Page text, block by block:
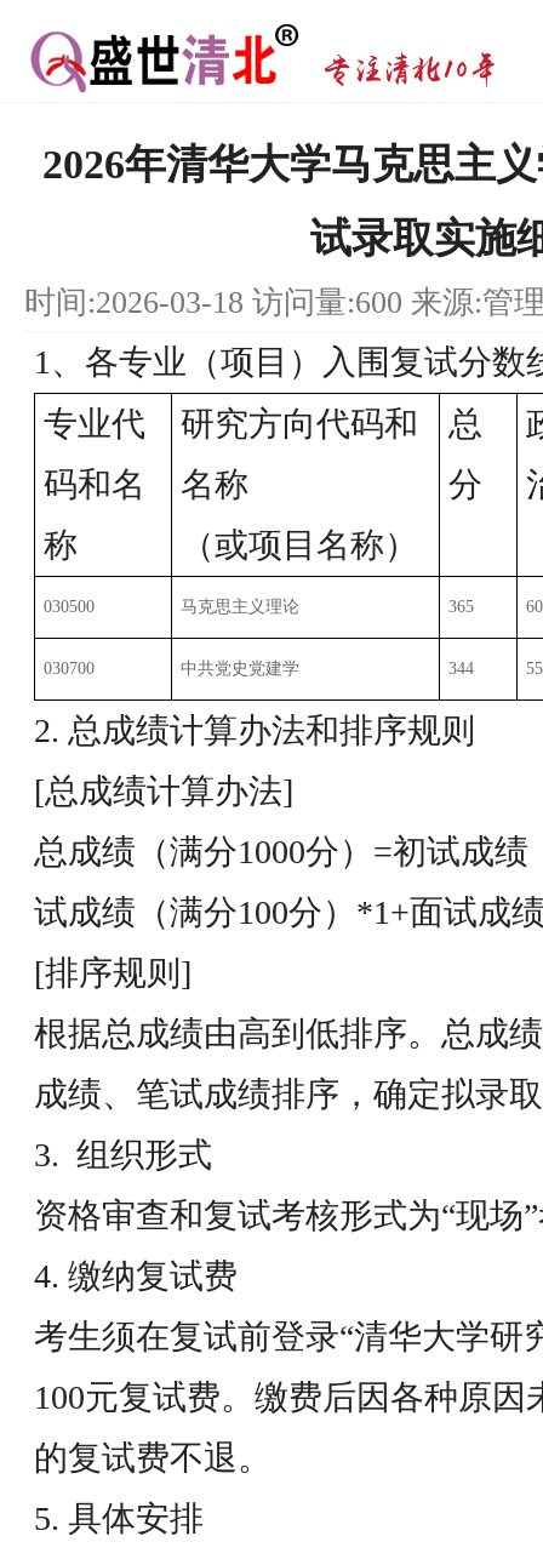
2026年清华大学马克思主
试录取实施
时间:2026-03-18 访问量:600 来源:管
1、各专业（项目）入围复试分数
专业代
码和名
称
研究方向代码和
名称
（或项目名称）
总
分
030500 马克思主义理论 365 60
030700 中共党史党建学 344 55
2. 总成绩计算办法和排序规则
[总成绩计算办法]
总成绩（满分1000分）=初试成
试成绩（满分100分）*1+面试成
[排序规则]
根据总成绩由高到低排序。总成
成绩、笔试成绩排序，确定拟录
3. 组织形式
资格审查和复试考核形式为“现场
4. 缴纳复试费
考生须在复试前登录“清华大学研
100元复试费。缴费后因各种原
的复试费不退。
5. 具体安排